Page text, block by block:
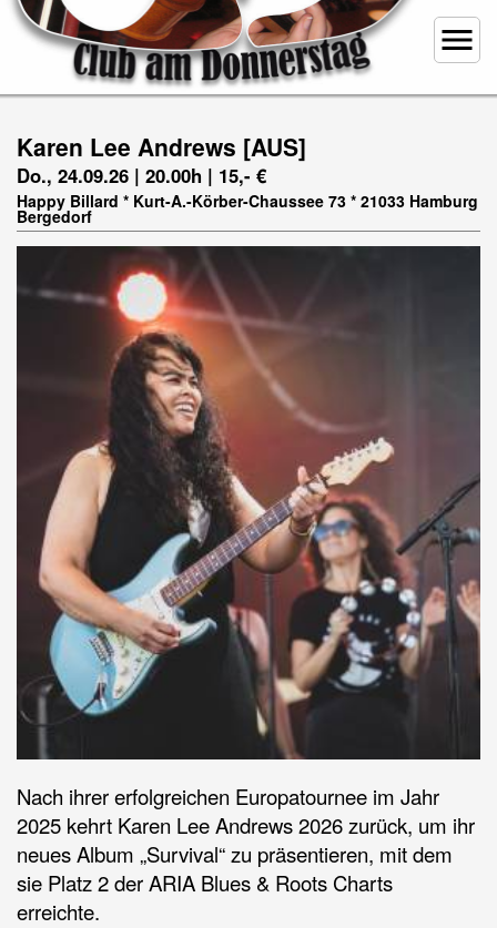
menu
Karen Lee Andrews [AUS]
Do., 24.09.26 | 20.00h | 15,- €
Happy Billard * Kurt-A.-Körber-Chaussee 73 * 21033 Hamburg
Bergedorf
Nach ihrer erfolgreichen Europatournee im Jahr
2025 kehrt Karen Lee Andrews 2026 zurück, um ihr
neues Album „Survival“ zu präsentieren, mit dem
sie Platz 2 der ARIA Blues & Roots Charts
erreichte.